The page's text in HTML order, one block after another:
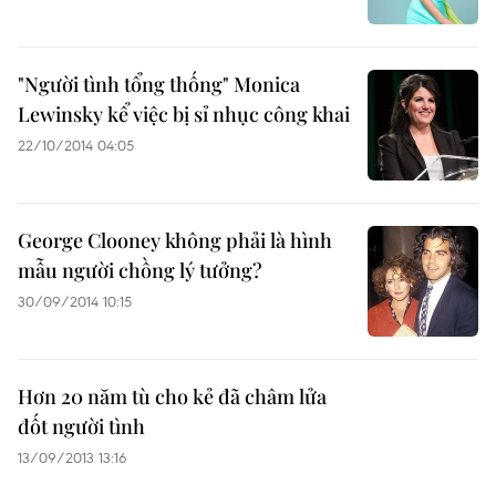
"Người tình tổng thống" Monica
Lewinsky kể việc bị sỉ nhục công khai
22/10/2014 04:05
George Clooney không phải là hình
mẫu người chồng lý tưởng?
30/09/2014 10:15
Hơn 20 năm tù cho kẻ đã châm lửa
đốt người tình
13/09/2013 13:16